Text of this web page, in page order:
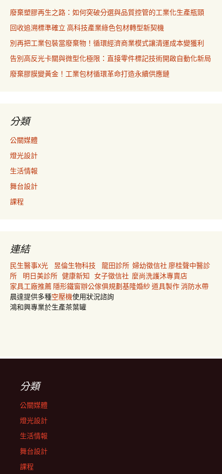
廢棄塑膠再生之路：如何突破分選與品質控管的工業化生產瓶頸
回收追溯標準確立 高科技產業綠色包材轉型新契機
別再把工業包裝當廢棄物！循環經濟商業模式讓清運成本變獲利
告別高反光卡關與微型化極限：直接零件標記技術開啟自動化新局
廢棄膠膜變黃金！工業包材循環革命打造永續供應鏈
分類
公關媒體
燈光設計
生活情報
舞台設計
課程
連結
民生醫事X光 昱倫生物科技 龍田診所 婦幼徵信社 廖桂聲中醫診
所
明日美診所 健康新知 女子徵信社 麼尚洗護沐專賣店
家具工廠推薦 隱形鐵窗辦公傢俱規劃基隆婚紗道具製作消防水帶
晨達提供多種空壓機使用狀況諮詢
鴻和興專業於生產茶葉罐
分類
公關媒體
燈光設計
生活情報
舞台設計
課程